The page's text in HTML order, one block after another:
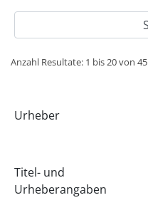
Anzahl Resultate: 1 bis 20 von 45
Urheber
Titel- und
Urheberangaben